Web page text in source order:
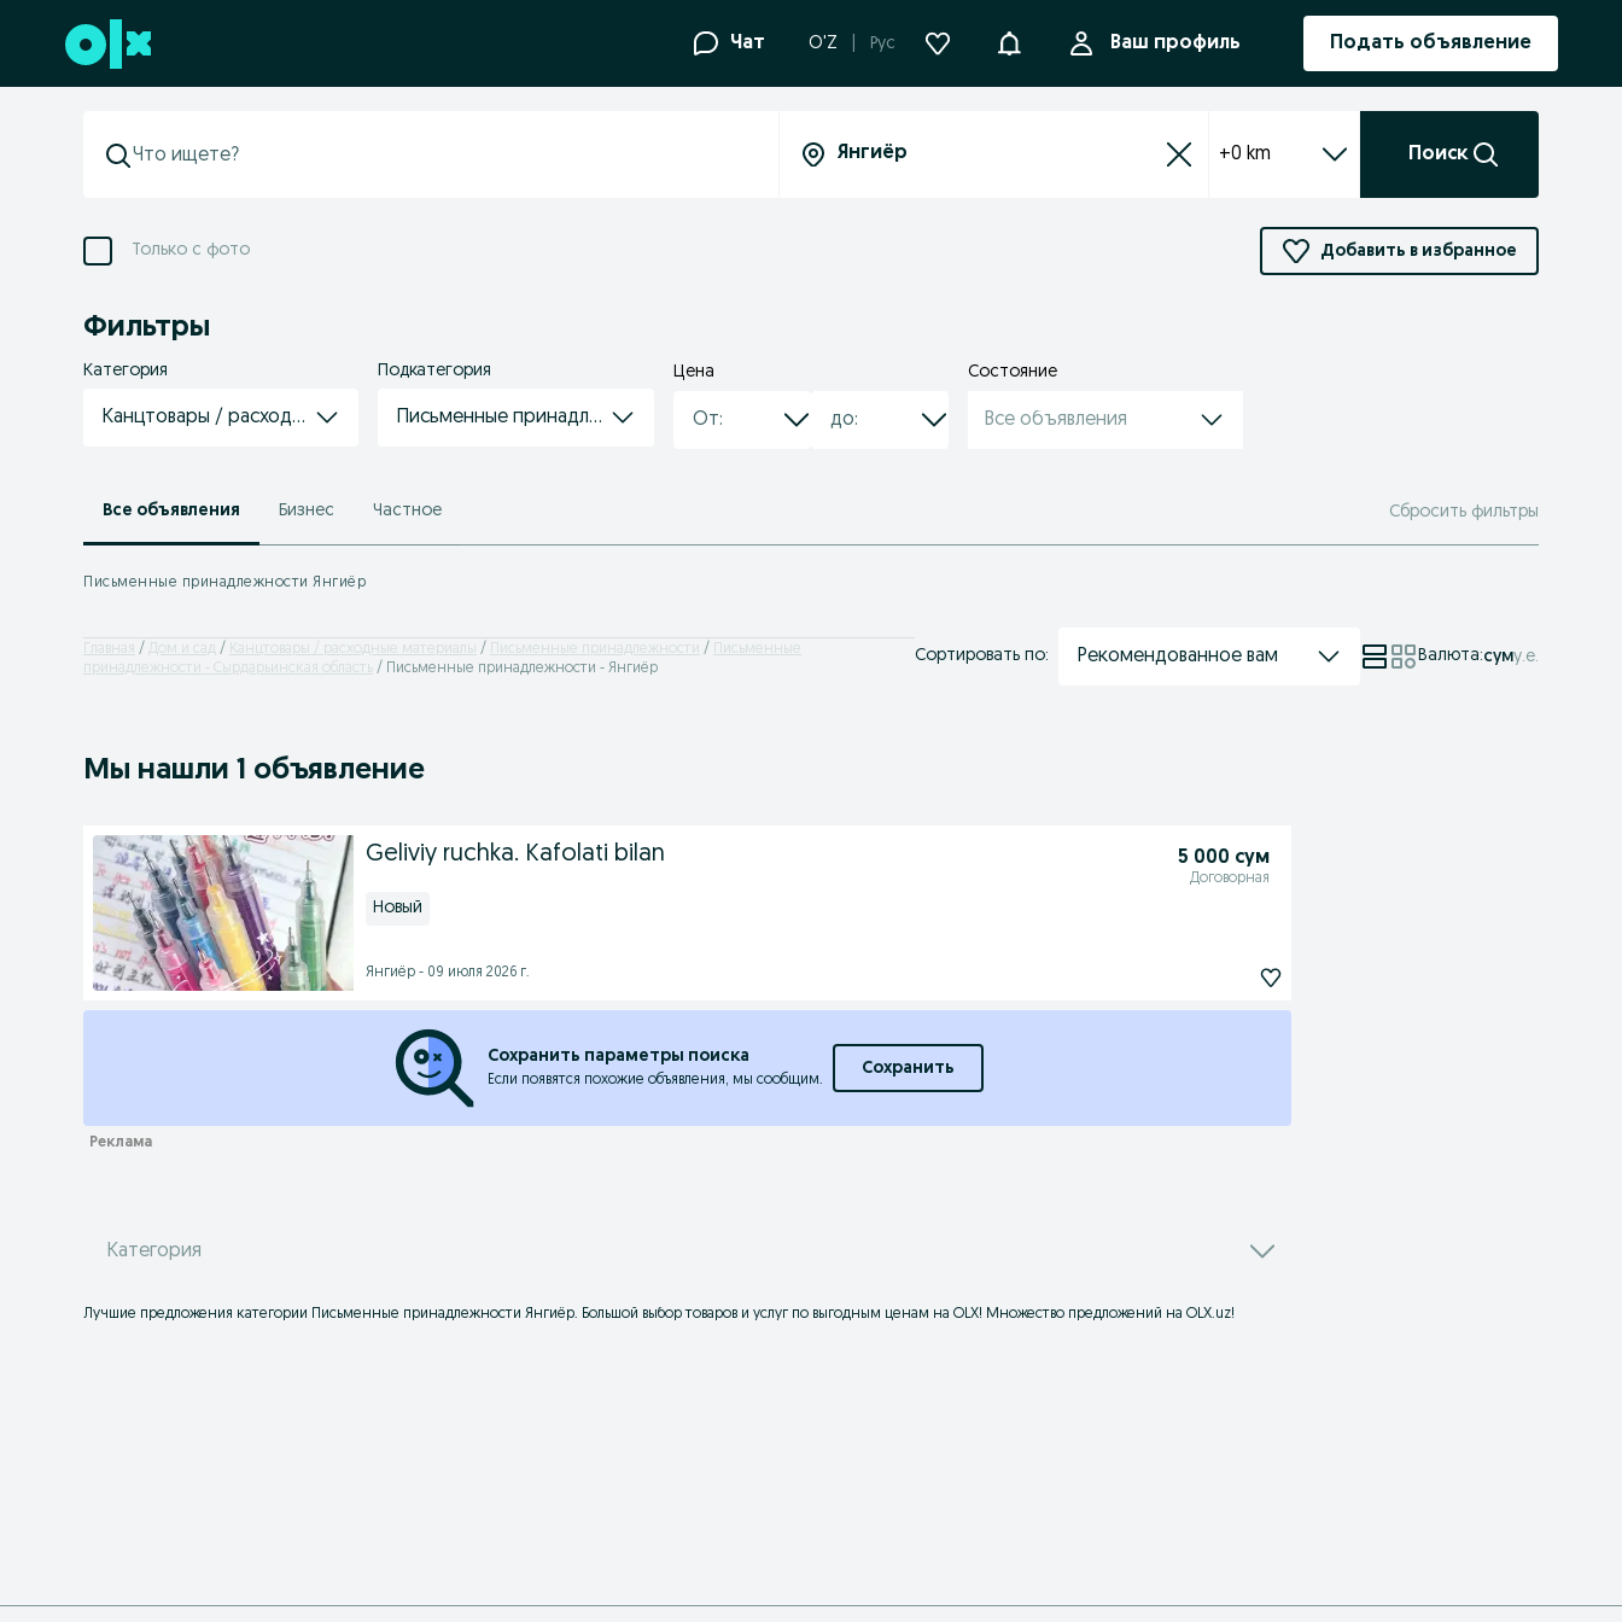
Перейти к нижнему колонтитулу Чат O'Z Рус УведомленияВаш профиль Подать объявление
+0 km Поиск
Только с фото Добавить в избранное
Фильтры
Категория
Канцтовары / расходные материалы
Подкатегория
Письменные принадлежности
Цена Состояние
Все объявления
Все объявления Бизнес Частное Сбросить фильтры
Письменные принадлежности Янгиёр
Главная Дом и сад Канцтовары / расходные материалы Письменные принадлежности
Письменные
принадлежности - Сырдарьинская область
Письменные принадлежности - Янгиёр
Сортировать по: Рекомендованное вам Валюта:суму.е.
Мы нашли 1 объявление
Geliviy ruchka. Kafolati bilan 5 000 сум
Договорная
Новый
Янгиёр - 09 июля 2026 г.
Сохранить параметры поиска
Если появятся похожие объявления, мы сообщим.
Сохранить
Категория
Лучшие предложения категории Письменные принадлежности Янгиёр. Большой выбор товаров и услуг по выгодным ценам на OLX! Множество предложений на OLX.uz!